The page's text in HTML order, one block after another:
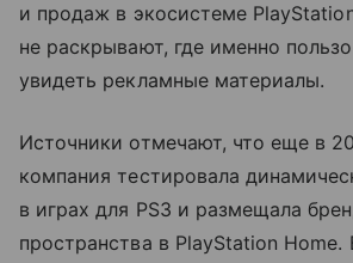
и продаж в экосистеме
не раскрывают, где именно
увидеть рекламные материалы.
Источники отмечают, что еще в
компания тестировала
в играх для PS3 и размещала
пространства в PlayStation Home.